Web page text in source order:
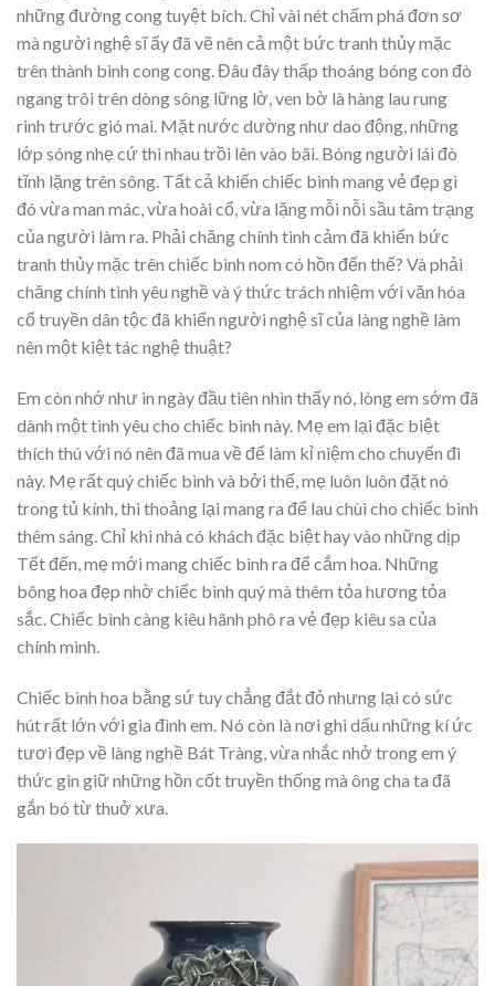
những đường cong tuyệt bích. Chỉ vài nét chấm phá đơn sơ
mà người nghệ sĩ ấy đã vẽ nên cả một bức tranh thủy mặc
trên thành bình cong cong. Đâu đây thấp thoáng bóng con đò
ngang trôi trên dòng sông lững lờ, ven bờ là hàng lau rung
rinh trước gió mai. Mặt nước dường như dao động, những
lớp sóng nhẹ cứ thi nhau trồi lên vào bãi. Bóng người lái đò
tĩnh lặng trên sông. Tất cả khiến chiếc bình mang vẻ đẹp gì
đó vừa man mác, vừa hoài cổ, vừa lặng mỗi nỗi sầu tâm trạng
của người làm ra. Phải chăng chính tình cảm đã khiến bức
tranh thủy mặc trên chiếc bình nom có hồn đến thế? Và phải
chăng chính tình yêu nghề và ý thức trách nhiệm với văn hóa
cổ truyền dân tộc đã khiến người nghệ sĩ của làng nghề làm
nên một kiệt tác nghệ thuật?
Em còn nhớ như in ngày đầu tiên nhìn thấy nó, lòng em sớm đã
dành một tình yêu cho chiếc bình này. Mẹ em lại đặc biệt
thích thú với nó nên đã mua về để làm kỉ niệm cho chuyến đi
này. Mẹ rất quý chiếc bình và bởi thế, mẹ luôn luôn đặt nó
trong tủ kính, thi thoảng lại mang ra để lau chùi cho chiếc bình
thêm sáng. Chỉ khi nhà có khách đặc biệt hay vào những dịp
Tết đến, mẹ mới mang chiếc bình ra để cắm hoa. Những
bông hoa đẹp nhờ chiếc bình quý mà thêm tỏa hương tỏa
sắc. Chiếc bình càng kiêu hãnh phô ra vẻ đẹp kiêu sa của
chính mình.
Chiếc bình hoa bằng sứ tuy chẳng đắt đỏ nhưng lại có sức
hút rất lớn với gia đình em. Nó còn là nơi ghi dấu những kí ức
tươi đẹp về làng nghề Bát Tràng, vừa nhắc nhở trong em ý
thức gìn giữ những hồn cốt truyền thống mà ông cha ta đã
gắn bó từ thuở xưa.